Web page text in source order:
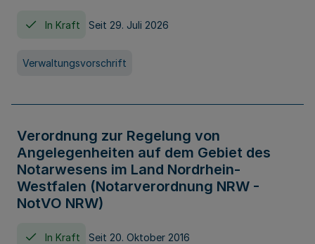
In Kraft Seit 29. Juli 2026
Verwaltungsvorschrift
Verordnung zur Regelung von
Angelegenheiten auf dem Gebiet des
Notarwesens im Land Nordrhein-
Westfalen (Notarverordnung NRW -
NotVO NRW)
In Kraft Seit 20. Oktober 2016